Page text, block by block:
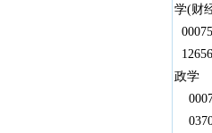
学(财
政学